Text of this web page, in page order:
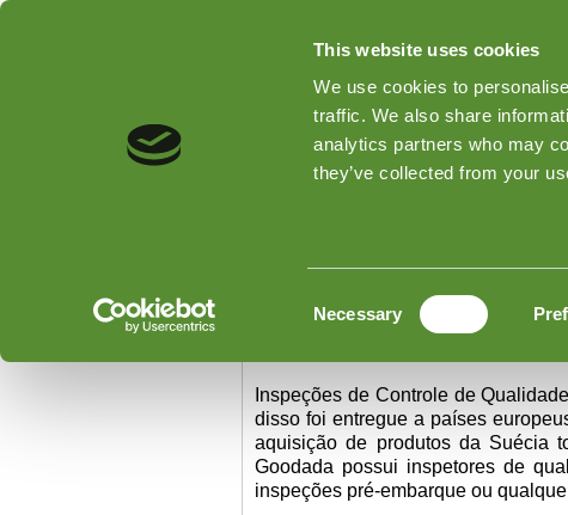
This website uses cookies
We use cookies to
traffic. We also share
analytics partners who may
they’ve collected from your
Necessary
Tipos de inspeções
Inspeções de
Inspeções de Controle de
disso foi entregue a países
aquisição de produtos da Suécia
Goodada possui inspetores de
inspeções pré-embarque ou